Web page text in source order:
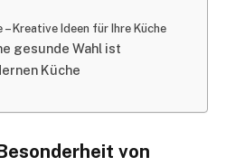
Kreative Ideen für Ihre Küche
gesunde Wahl ist
Küche
von